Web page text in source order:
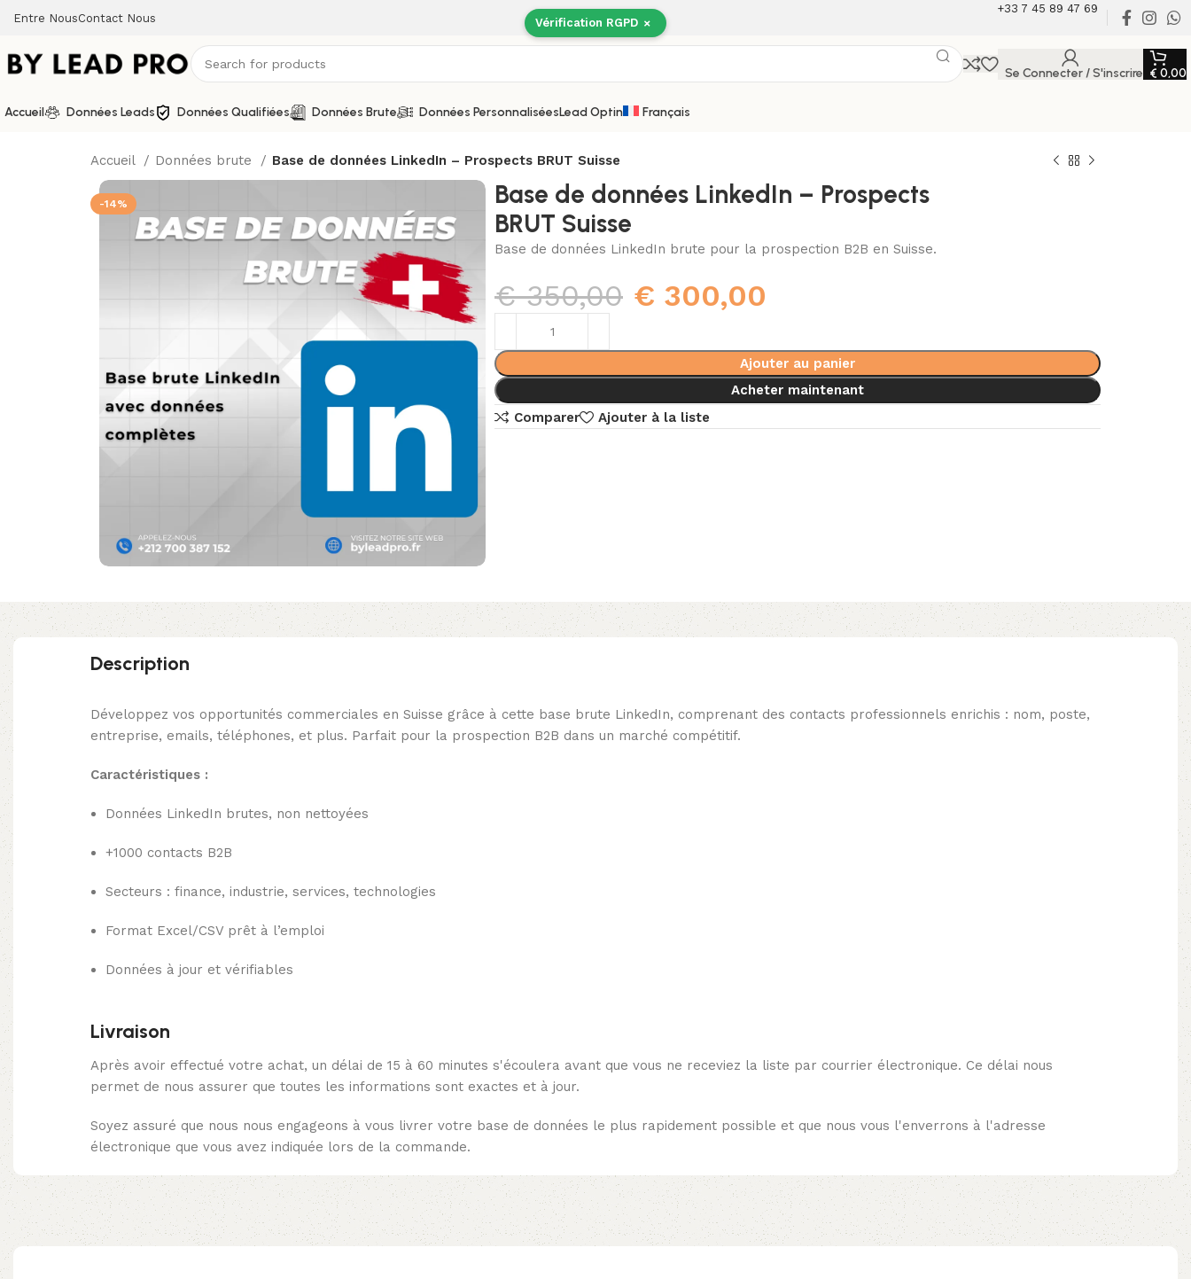
Vérification RGPD ×
Entre NousContact Nous
+33 7 45 89 47 69
Se Connecter / S'inscrire € 0,00
Accueil Données Leads Données Qualifiées Données Brute Données PersonnaliséesLead Optin Français
Accueil Données brute Base de données LinkedIn – Prospects BRUT Suisse
-14%
Base de données LinkedIn – Prospects
BRUT Suisse
Base de données LinkedIn brute pour la prospection B2B en Suisse.
€350,00 € 300,00
Ajouter au panier
Acheter maintenant
Comparer
Ajouter à la liste
Description
Développez vos opportunités commerciales en Suisse grâce à cette base brute LinkedIn, comprenant des contacts professionnels enrichis : nom, poste,
entreprise, emails, téléphones, et plus. Parfait pour la prospection B2B dans un marché compétitif.
Caractéristiques :
Données LinkedIn brutes, non nettoyées
+1000 contacts B2B
Secteurs : finance, industrie, services, technologies
Format Excel/CSV prêt à l’emploi
Données à jour et vérifiables
Livraison
Après avoir effectué votre achat, un délai de 15 à 60 minutes s'écoulera avant que vous ne receviez la liste par courrier électronique. Ce délai nous
permet de nous assurer que toutes les informations sont exactes et à jour.
Soyez assuré que nous nous engageons à vous livrer votre base de données le plus rapidement possible et que nous vous l'enverrons à l'adresse
électronique que vous avez indiquée lors de la commande.